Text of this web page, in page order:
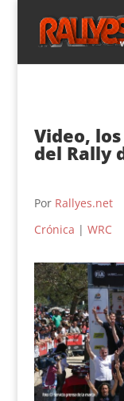
Video,
del Rally
Por Rallyes.net
Crónica | WRC